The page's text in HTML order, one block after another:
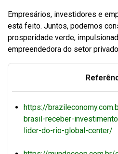
Empresários, investidores e
está feito. Juntos, podemos
prosperidade verde,
empreendedora do setor
https://
brasil-receber-
lider-do-rio-global-center/